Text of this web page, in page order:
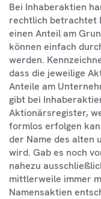
Bei Inhaberaktien
rechtlich betrachtet
einen Anteil am
können einfach
werden.
dass die jeweilige
Anteile am
gibt bei
Aktionärsregister,
formlos erfolgen
der Name des alten
wird. Gab es noch
nahezu
mittlerweile immer
Namensaktien